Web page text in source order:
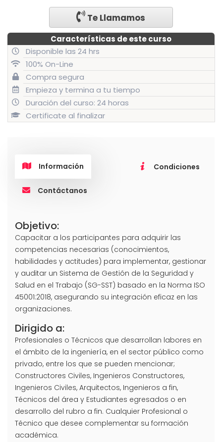
cantidad
Te Llamamos
Características de este curso
Disponible las 24 hrs
100% On-Line
Compra segura
Empieza y termina a tu tiempo
Duración del curso: 24 horas
Certificate al finalizar
Información Condiciones
Contáctanos
Objetivo:
Capacitar a los participantes para adquirir las
competencias necesarias (conocimientos,
habilidades y actitudes) para implementar, gestionar
y auditar un Sistema de Gestión de la Seguridad y
Salud en el Trabajo (SG-SST) basado en la Norma ISO
45001:2018, asegurando su integración eficaz en las
organizaciones.
Dirigido a:
Profesionales o Técnicos que desarrollan labores en
el ámbito de la ingeniería, en el sector público como
privado, entre los que se pueden mencionar;
Constructores Civiles, Ingenieros Constructores,
Ingenieros Civiles, Arquitectos, Ingenieros a fin,
Técnicos del área y Estudiantes egresados o en
desarrollo del rubro a fin. Cualquier Profesional o
Técnico que desee complementar su formación
académica.